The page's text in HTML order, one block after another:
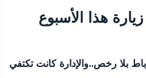
زيارة هذا الأسبوع
الرباط بلا رخص..والإدارة كانت تكتفي